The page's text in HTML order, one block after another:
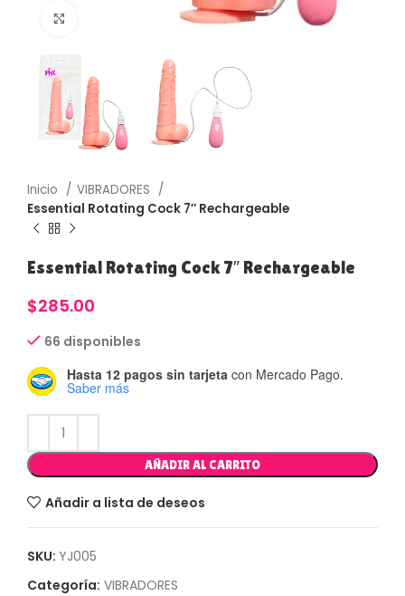
Haga Click para agrandar
Inicio
VIBRADORES
Essential Rotating Cock 7″ Rechargeable
Essential Rotating Cock 7″ Rechargeable
$285.00
66 disponibles
Hasta 12 pagos sin tarjeta con Mercado Pago.
Saber más
AÑADIR AL CARRITO
Añadir a lista de deseos
SKU: YJ005
Categoría: VIBRADORES